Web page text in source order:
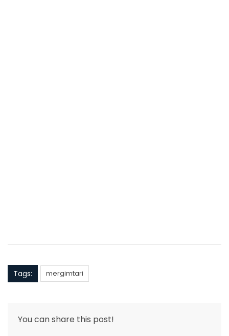
Tags: mergimtari
You can share this post!